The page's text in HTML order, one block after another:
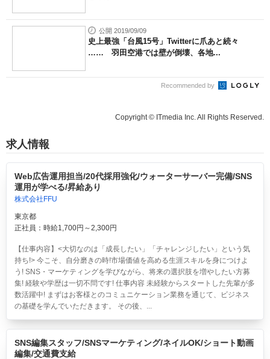
公開 2019/09/09
史上最強「台風15号」Twitterに爪あと続々
…… 羽田空港では壁が倒壊、各地...
Recommended by
Copyright © ITmedia Inc. All Rights Reserved.
求人情報
Web広告運用担当/20代採用強化/ウォーターサーバー完備/SNS
運用が学べる/昇給あり
株式会社FFU
東京都
正社員：時給1,700円～2,300円
【仕事内容】<大切なのは「成長したい」「チャレンジしたい」という気
持ち!> 今こそ、自分磨きの時!市場価値を高める生涯スキルを身につけよ
う! SNS・マーケティングを学びながら、将来の選択肢を増やしたい方募
集! 経験や学歴は一切不問です! 仕事内容 未経験からスタートした先輩が多
数活躍中! まずはお客様とのコミュニケーション業務を通じて、ビジネス
の基礎を学んでいただきます。 その後、...
SNS編集スタッフ/SNSマーケティング/ネイルOK/ショート動画
編集/交通費支給